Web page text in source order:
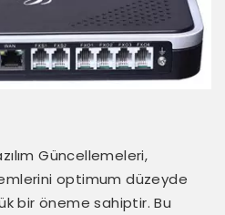
Güncellemeleri,
optimum düzeyde
bir öneme sahiptir. Bu